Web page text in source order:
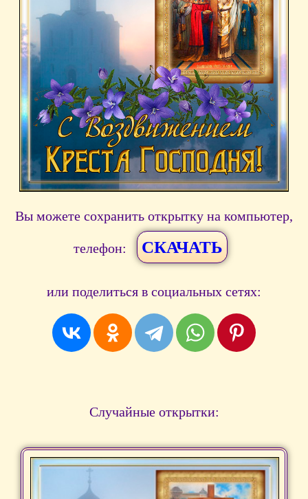
Вы можете сохранить открытку на компьютер,
телефон: СКАЧАТЬ
или поделиться в социальных сетях:
Случайные открытки: